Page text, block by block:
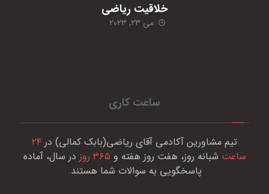
خلاقیت ریاضی
می ۲۳, ۲۰۲۳
ساعت کاری
تیم مشاورین آکادمی آقای ریاضی(بابک کمالی) در ۲۴
ساعت شبانه روز، هفت روز هفته و ۳۶۵ روز
در سال، آماده
پاسخگویی به سوالات شما هستند.